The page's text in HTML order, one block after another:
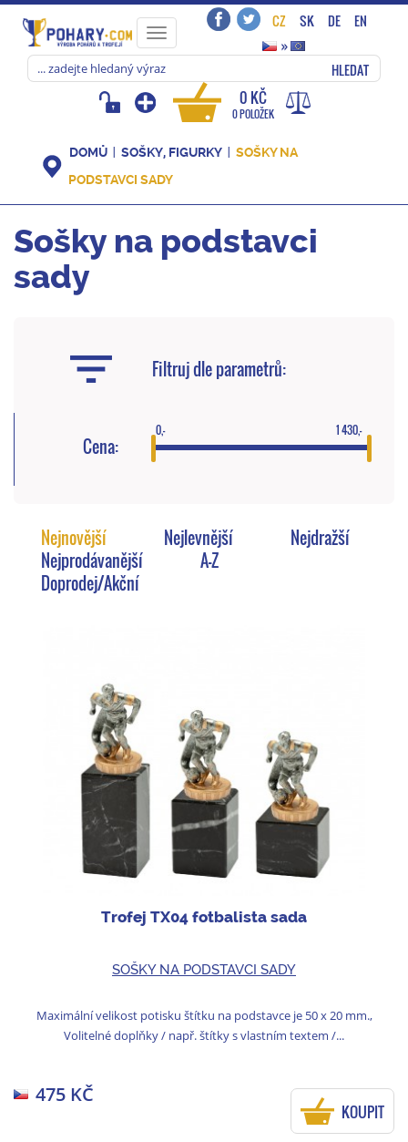
Toggle
navigation
CZ SK DE
EN
»
HLEDAT
0 KČ
0 POLOŽEK
DOMŮ SOŠKY, FIGURKY
SOŠKY NA
PODSTAVCI SADY
Sošky na podstavci
sady
Filtruj dle parametrů:
Cena:
0,- 1 430,-
Nejnovější Nejlevnější
Nejdražší
Nejprodávanější
A-Z
Doprodej/Akční
Trofej TX04 fotbalista sada
SOŠKY NA PODSTAVCI SADY
Maximální velikost potisku štítku na podstavce je 50 x 20 mm.,
Volitelné doplňky / např. štítky s vlastním textem /...
475 KČ
KOUPIT